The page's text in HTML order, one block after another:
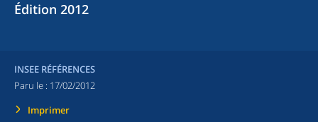
Édition 2012
INSEE RÉFÉRENCES
Paru le : 17/02/2012
Imprimer